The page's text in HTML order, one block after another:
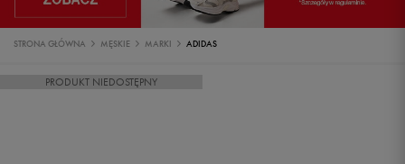
STRONA GŁÓWNA MĘSKIE MARKI ADIDAS
PRODUKT NIEDOSTĘPNY